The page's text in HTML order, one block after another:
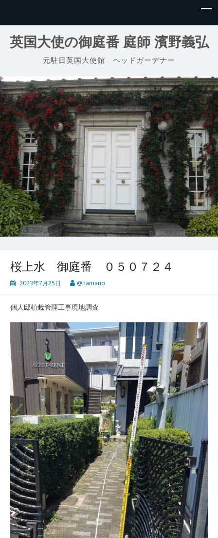
英国大使の御庭番 庭師 濱野義弘
元駐日英国大使館 ヘッドガーデナー
桜上水 御庭番 ０５０７２４
2023年7月25日 @hamano
個人邸植栽管理工事現地調査